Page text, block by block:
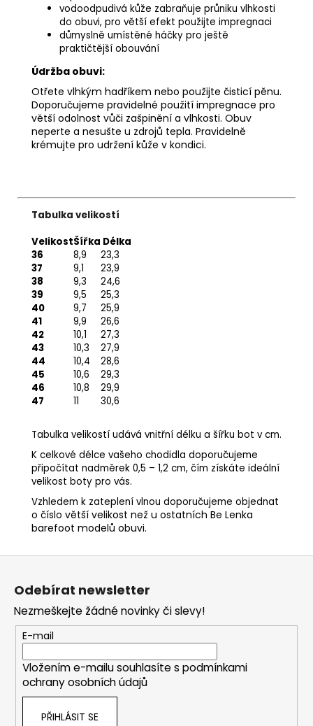
vodoodpudivá kůže zabraňuje průniku vlhkosti
do obuvi, pro větší efekt použijte impregnaci
důmyslně umístěné háčky pro ještě
praktičtější obouvání
Údržba obuvi:
Otřete vlhkým hadříkem nebo použijte čisticí pěnu.
Doporučujeme pravidelné použití impregnace pro
větší odolnost vůči zašpinění a vlhkosti. Obuv
neperte a nesušte u zdrojů tepla. Pravidelně
krémujte pro udržení kůže v kondici.
Tabulka velikostí
VelikostŠířka Délka
36
8,9
23,3
37
9,1
23,9
38
9,3
24,6
39
9,5
25,3
40
9,7
25,9
41
9,9
26,6
42
10,1
27,3
43
10,3
27,9
44
10,4
28,6
45
10,6
29,3
46
10,8
29,9
47
11 30,6
Tabulka velikostí udává vnitřní délku a šířku bot v cm.
K celkové délce vašeho chodidla doporučujeme
připočítat nadměrek 0,5 – 1,2 cm, čím získáte ideální
velikost boty pro vás.
Vzhledem k zateplení vlnou doporučujeme objednat
o číslo větší velikost než u ostatních Be Lenka
barefoot modelů obuvi.
Odebírat newsletter
Nezmeškejte žádné novinky či slevy!
E-mail
Vložením e-mailu souhlasíte s podmínkami
ochrany osobních údajů
PŘIHLÁSIT SE